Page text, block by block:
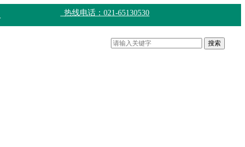
热线电话：021-65130530